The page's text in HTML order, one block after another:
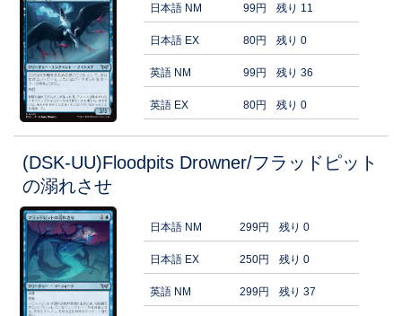
日本語 NM 99円 残り 11
日本語 EX 80円 残り 0
英語 NM 99円 残り 36
英語 EX 80円 残り 0
(DSK-UU)Floodpits Drowner/フラッドピット
の溺れさせ
日本語 NM 299円 残り 0
日本語 EX 250円 残り 0
英語 NM 299円 残り 37